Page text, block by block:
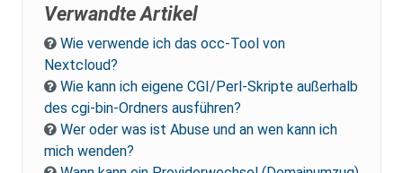
Verwandte Artikel
Wie verwende ich das occ-Tool von
Nextcloud?
Wie kann ich eigene CGI/Perl-Skripte außerhalb
des cgi-bin-Ordners ausführen?
Wer oder was ist Abuse und an wen kann ich
mich wenden?